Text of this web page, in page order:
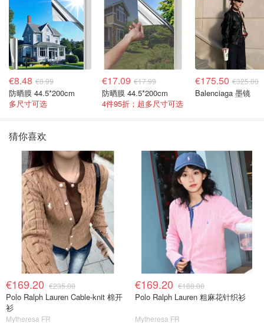
€8.48 €8.99
防晒膜 44.5*200cm
多尺寸可选
€17.09 €17.99
防晒膜 44.5*200cm
4件95折；超多尺寸可选
€175.50 €325.00
Balenciaga 墨镜
猜你喜欢
€169.20 €235.00
Polo Ralph Lauren Cable-knit 棉开
衫
Mytheresa FR
€169.20 €188.00
Polo Ralph Lauren 粗麻花针织衫
Mytheresa FR